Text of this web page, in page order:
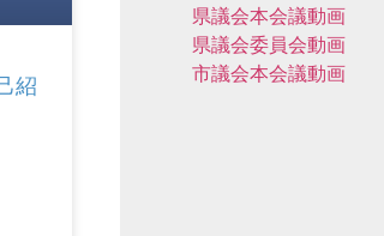
紹
県議会本会議動画
県議会委員会動画
市議会本会議動画